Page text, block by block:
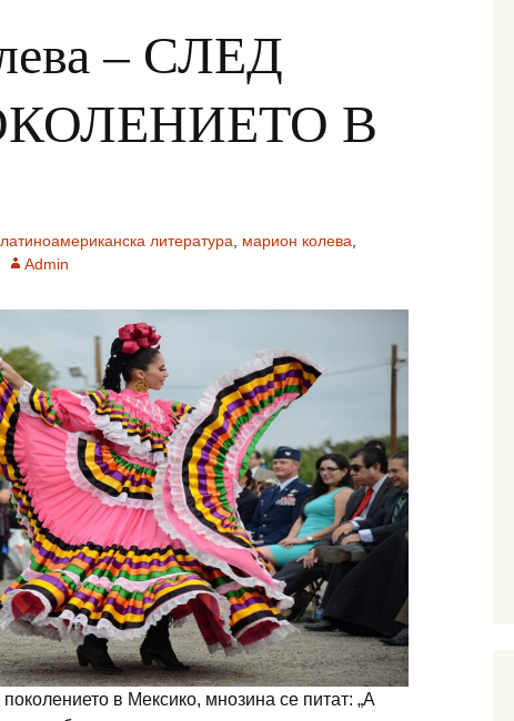
– СЛЕД
В
латиноамериканска литература марион колева
Admin
в Мексико, мнозина се питат: „А